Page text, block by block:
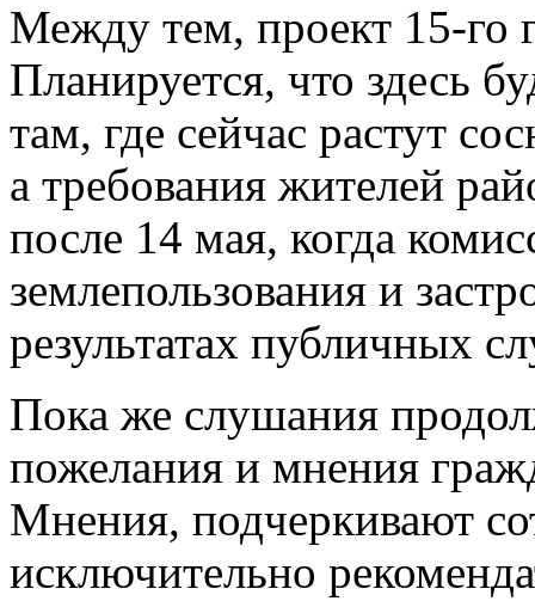
Между тем, проект 15-го
Планируется, что здесь
там, где сейчас растут
а требования жителей
после 14 мая, когда
землепользования и
результатах публичных
Пока же слушания
пожелания и мнения
Мнения, подчеркивают
исключительно